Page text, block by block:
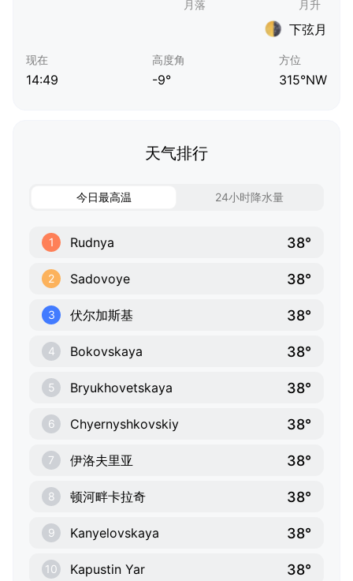
下弦月
现在
14:49
高度角
-9°
方位
315°NW
天气排行
今日最高温 24小时降水量
1 Rudnya 38°
2 Sadovoye 38°
3 伏尔加斯基 38°
4 Bokovskaya 38°
5 Bryukhovetskaya 38°
6 Chyernyshkovskiy 38°
7 伊洛夫里亚 38°
8 顿河畔卡拉奇 38°
9 Kanyelovskaya 38°
10 Kapustin Yar 38°